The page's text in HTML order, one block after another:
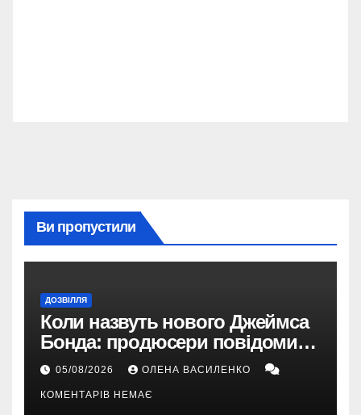
Ви пропустили
ДОЗВІЛЛЯ
Коли назвуть нового Джеймса
Бонда: продюсери повідомили
про терміни кастингу
05/08/2026 ОЛЕНА ВАСИЛЕНКО
КОМЕНТАРІВ НЕМАЄ